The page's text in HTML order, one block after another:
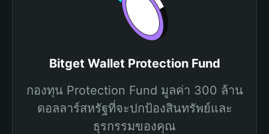
Bitget Wallet Protection Fund
กองทุน Protection Fund มูลค่า 300 ล้าน
ดอลลาร์สหรัฐที่จะปกป้องสินทรัพย์และ
ธุรกรรมของคุณ